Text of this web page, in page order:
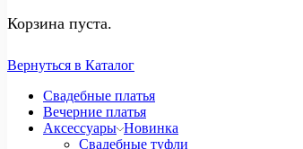
Корзина пуста.
Вернуться в Каталог
Свадебные платья
Вечерние платья
Аксессуары Новинка
Свадебные туфли